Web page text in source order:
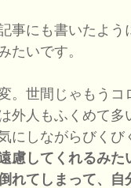
事にも書いたよう
たいです。
。世間じゃもうコ
外人もふくめて
にしながらびくび
慮してくれるみ
れてしまって、自